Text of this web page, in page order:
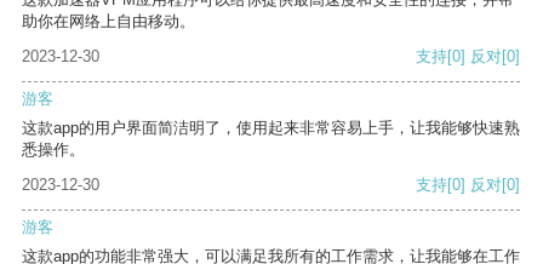
助你在网络上自由移动。
2023-12-30
支持[0] 反对[0]
游客
这款app的用户界面简洁明了，使用起来非常容易上手，让我能够快速熟
悉操作。
2023-12-30
支持[0] 反对[0]
游客
这款app的功能非常强大，可以满足我所有的工作需求，让我能够在工作